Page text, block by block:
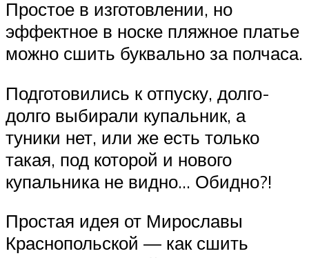
Простое в изготовлении, но
эффектное в носке пляжное платье
можно сшить буквально за полчаса.
Подготовились к отпуску, долго-
долго выбирали купальник, а
туники нет, или же есть только
такая, под которой и нового
купальника не видно… Обидно?!
Простая идея от Мирославы
Краснопольской — как сшить